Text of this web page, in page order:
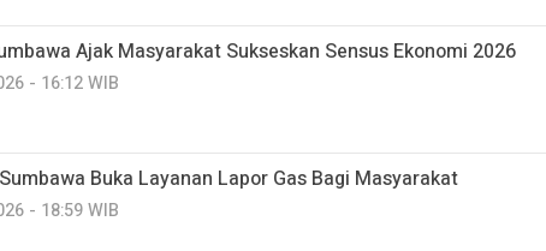
Ajak Masyarakat Sukseskan Sensus Ekonomi 2026
- 16:12 WIB
Buka Layanan Lapor Gas Bagi Masyarakat
- 18:59 WIB